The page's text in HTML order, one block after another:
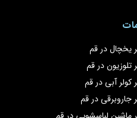
یخچال در قم
تلوزیون در قم
کولر آبی در قم
جاروبرقی در قم